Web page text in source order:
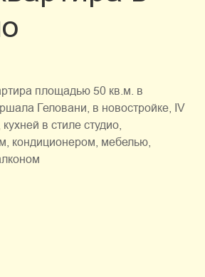
площадью 50 кв.м. в
Геловани, в новостройке, IV
в стиле студио,
кондиционером, мебелью,